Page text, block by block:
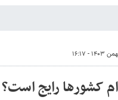
کشورها رایج است؟